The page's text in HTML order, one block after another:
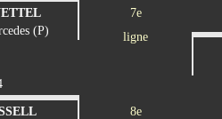
(P)
7e
ligne
8e